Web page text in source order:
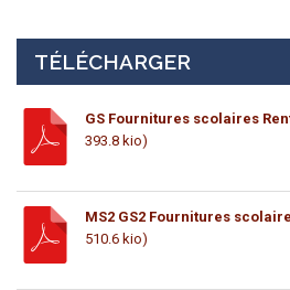
TÉLÉCHARGER
GS Fournitures scolaires
393.8 kio)
MS2 GS2 Fournitures
510.6 kio)